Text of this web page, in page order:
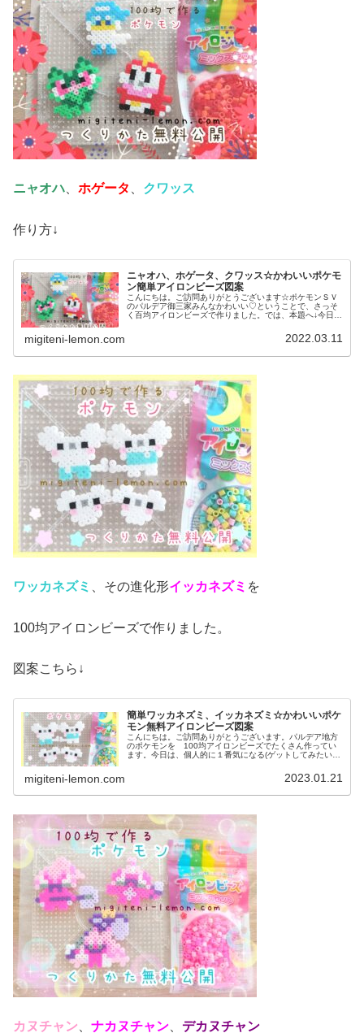
ニャオハ ホゲータ クワッス
作り方↓
ニャオハ、ホゲータ、クワッス☆かわいいポケモ
ン簡単アイロンビーズ図案
こんにちは。ご訪問ありがとうございます☆ポケモンＳＶ
のパルデア御三家みんなかわいい♡ということで、さっそ
く百均アイロンビーズで作りました。では、本題へ↓今日の
migiteni-lemon.com 2022.03.11
ワッカネズミ 、その進化形イッカネズミ を
100均アイロンビーズで作りました。
図案こちら↓
簡単ワッカネズミ、イッカネズミ☆かわいいポケ
モン無料アイロンビーズ図案
こんにちは。ご訪問ありがとうございます。パルデア地方
のポケモンを 100均アイロンビーズでたくさん作ってい
ます。今日は、個人的に１番気になる(ゲットしてみたい)
migiteni-lemon.com 2023.01.21
カヌチャン ナカヌチャン デカヌチャン